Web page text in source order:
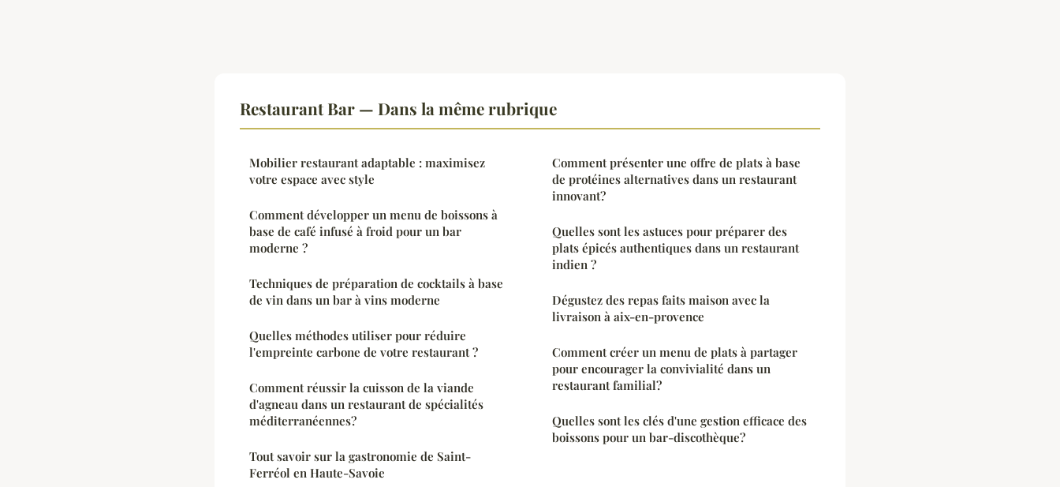
Restaurant Bar — Dans la même rubrique
Mobilier restaurant adaptable : maximisez
votre espace avec style
Comment développer un menu de boissons à
base de café infusé à froid pour un bar
moderne ?
Techniques de préparation de cocktails à base
de vin dans un bar à vins moderne
Quelles méthodes utiliser pour réduire
l'empreinte carbone de votre restaurant ?
Comment réussir la cuisson de la viande
d'agneau dans un restaurant de spécialités
méditerranéennes?
Tout savoir sur la gastronomie de Saint-
Ferréol en Haute-Savoie
Comment présenter une offre de plats à base
de protéines alternatives dans un restaurant
innovant?
Quelles sont les astuces pour préparer des
plats épicés authentiques dans un restaurant
indien ?
Dégustez des repas faits maison avec la
livraison à aix-en-provence
Comment créer un menu de plats à partager
pour encourager la convivialité dans un
restaurant familial?
Quelles sont les clés d'une gestion efficace des
boissons pour un bar-discothèque?